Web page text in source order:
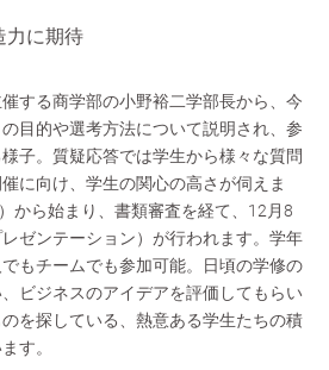
力に期待
する商学部の小野裕二学部長から、今
目的や選考方法について説明され、参
子。質疑応答では学生から様々な質問
に向け、学生の関心の高さが伺えま
から始まり、書類審査を経て、12月8
ゼンテーション）が行われます。学年
もチームでも参加可能。日頃の学修の
ビジネスのアイデアを評価してもらい
を探している、熱意ある学生たちの積
す。